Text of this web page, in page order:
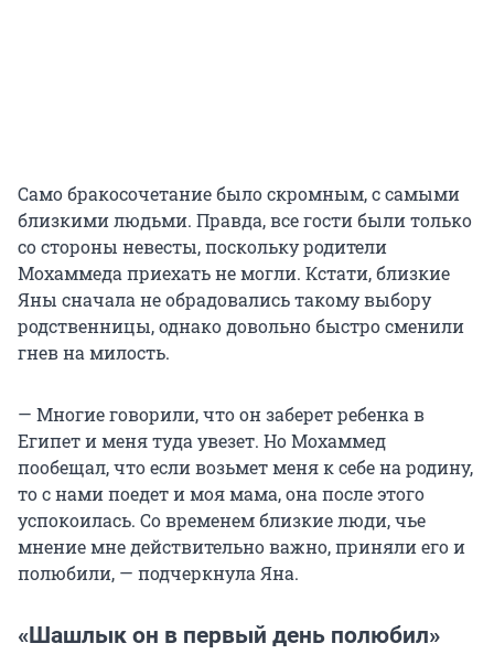
Само бракосочетание было скромным, с самыми
близкими людьми. Правда, все гости были только
со стороны невесты, поскольку родители
Мохаммеда приехать не могли. Кстати, близкие
Яны сначала не обрадовались такому выбору
родственницы, однако довольно быстро сменили
гнев на милость.
— Многие говорили, что он заберет ребенка в
Египет и меня туда увезет. Но Мохаммед
пообещал, что если возьмет меня к себе на родину,
то с нами поедет и моя мама, она после этого
успокоилась. Со временем близкие люди, чье
мнение мне действительно важно, приняли его и
полюбили, — подчеркнула Яна.
«Шашлык он в первый день полюбил»